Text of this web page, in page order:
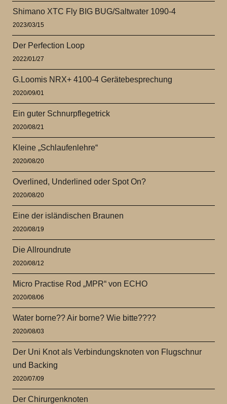
Shimano XTC Fly BIG BUG/Saltwater 1090-4
2023/03/15
Der Perfection Loop
2022/01/27
G.Loomis NRX+ 4100-4 Gerätebesprechung
2020/09/01
Ein guter Schnurpflegetrick
2020/08/21
Kleine „Schlaufenlehre“
2020/08/20
Overlined, Underlined oder Spot On?
2020/08/20
Eine der isländischen Braunen
2020/08/19
Die Allroundrute
2020/08/12
Micro Practise Rod „MPR“ von ECHO
2020/08/06
Water borne?? Air borne? Wie bitte????
2020/08/03
Der Uni Knot als Verbindungsknoten von Flugschnur
und Backing
2020/07/09
Der Chirurgenknoten